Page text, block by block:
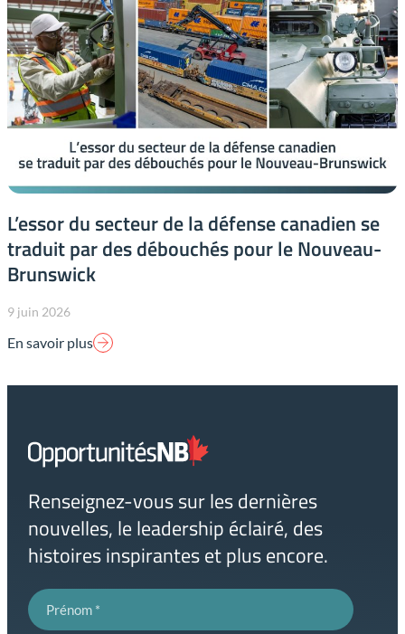
L’essor du secteur de la défense canadien se
traduit par des débouchés pour le Nouveau-
Brunswick
9 juin 2026
En savoir plus
Lien
page
Renseignez-vous sur les dernières
nouvelles, le leadership éclairé, des
histoires inspirantes et plus encore.
Prénom